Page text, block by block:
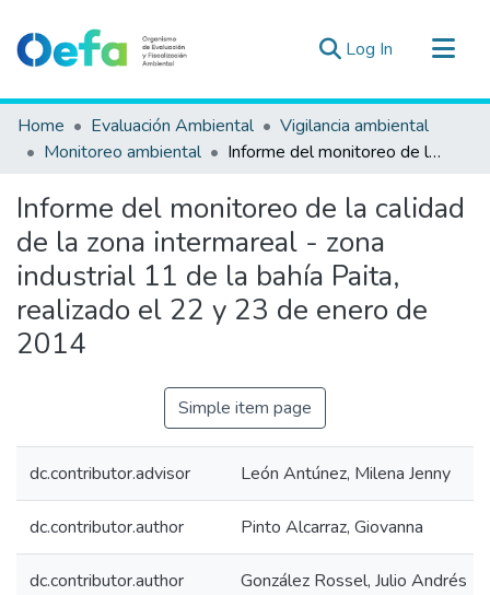
Log In (current)
Communities & Collections
All of DSpace
Estad. Externas
Guias ▾
Home Evaluación Ambiental
Vigilancia ambiental
Monitoreo ambiental
Informe del monitoreo de la calidad de la zona intermareal - zona industrial 11 de la bahía Paita, realizado el 22 y 23 de enero de 2014
Informe del monitoreo de la calidad
de la zona intermareal - zona
industrial 11 de la bahía Paita,
realizado el 22 y 23 de enero de
2014
Simple item page
dc.contributor.advisor León Antúnez, Milena Jenny
dc.contributor.author Pinto Alcarraz, Giovanna
dc.contributor.author González Rossel, Julio Andrés